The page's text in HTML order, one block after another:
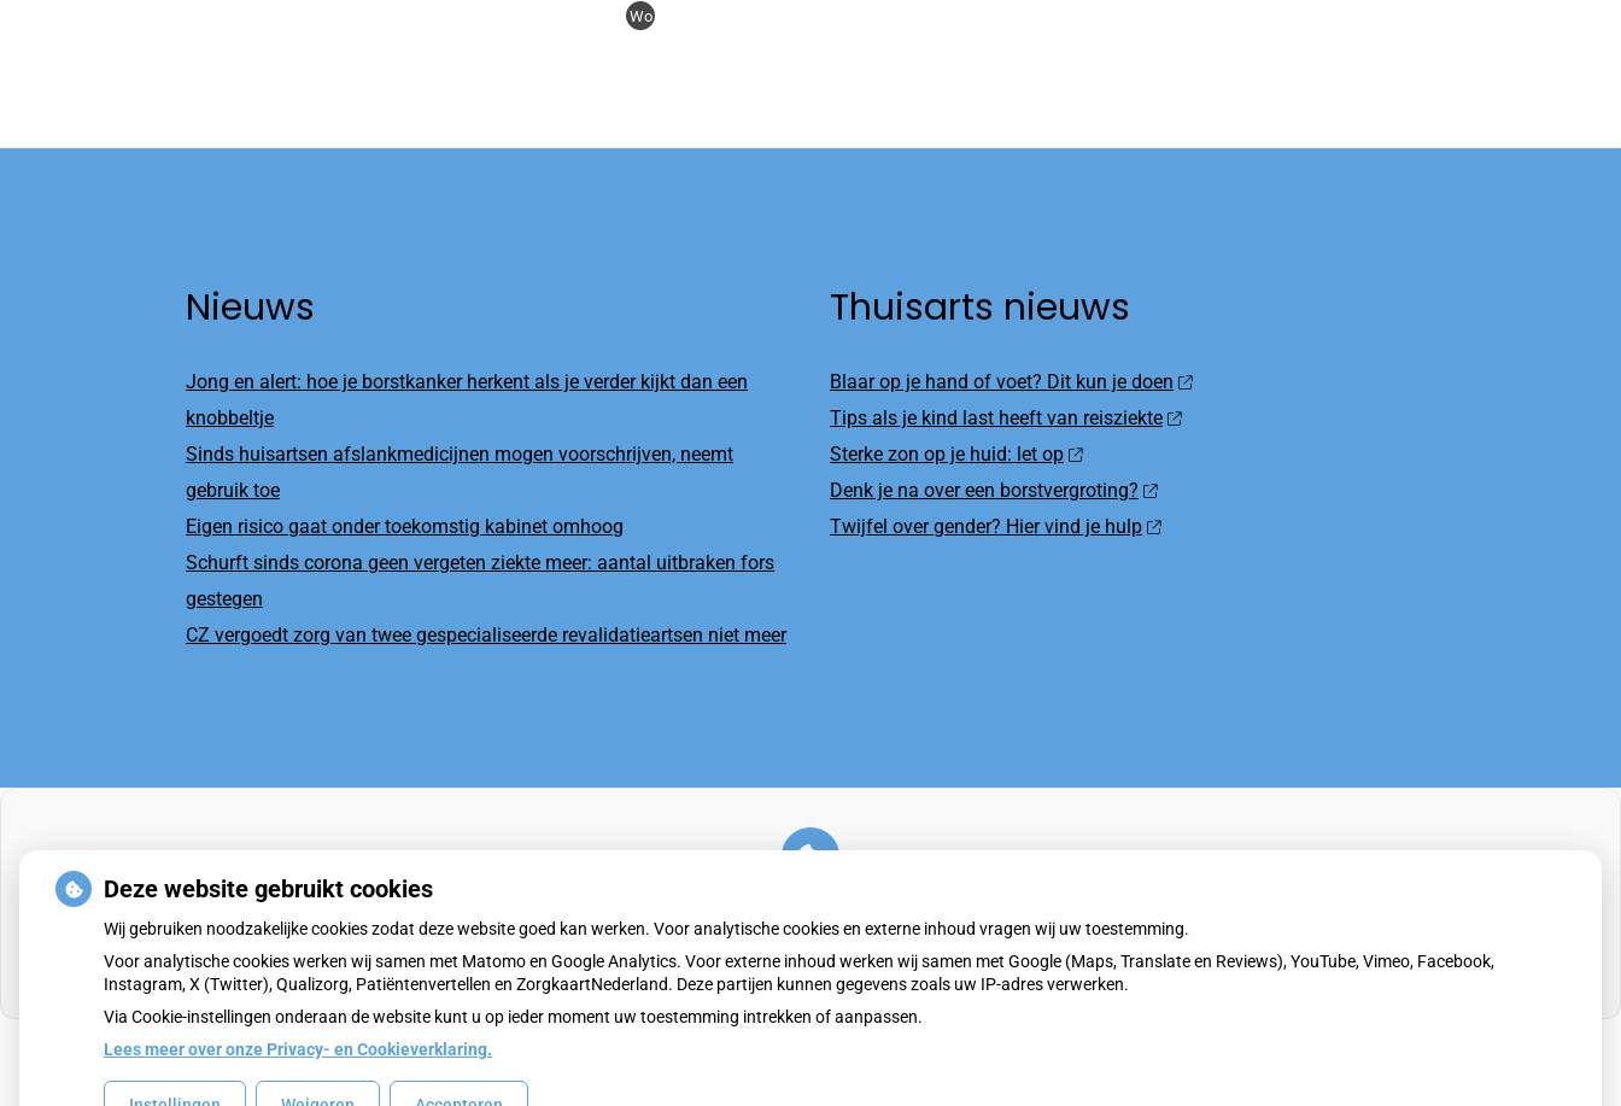
Wo
Nieuws
Jong en alert: hoe je borstkanker herkent als je verder kijkt dan een
knobbeltje
Sinds huisartsen afslankmedicijnen mogen voorschrijven, neemt
gebruik toe
Eigen risico gaat onder toekomstig kabinet omhoog
Schurft sinds corona geen vergeten ziekte meer: aantal uitbraken fors
gestegen
CZ vergoedt zorg van twee gespecialiseerde revalidatieartsen niet meer
Thuisarts nieuws
Blaar op je hand of voet? Dit kun je doen
Tips als je kind last heeft van reisziekte
Sterke zon op je huid: let op
Denk je na over een borstvergroting?
Twijfel over gender? Hier vind je hulp
externe inhoud
die nodig is om dit te zien.
Cookie-instellingen wijzigen
Uw Zorg Online|Beheer
Deze website gebruikt cookies
Wij gebruiken noodzakelijke cookies zodat deze website goed kan werken. Voor analytische cookies en externe inhoud vragen wij uw toestemming.
Voor analytische cookies werken wij samen met Matomo en Google Analytics. Voor externe inhoud werken wij samen met Google (Maps, Translate en Reviews), YouTube, Vimeo, Facebook,
Instagram, X (Twitter), Qualizorg, Patiëntenvertellen en ZorgkaartNederland. Deze partijen kunnen gegevens zoals uw IP-adres verwerken.
Via Cookie-instellingen onderaan de website kunt u op ieder moment uw toestemming intrekken of aanpassen.
Lees meer over onze Privacy- en Cookieverklaring.